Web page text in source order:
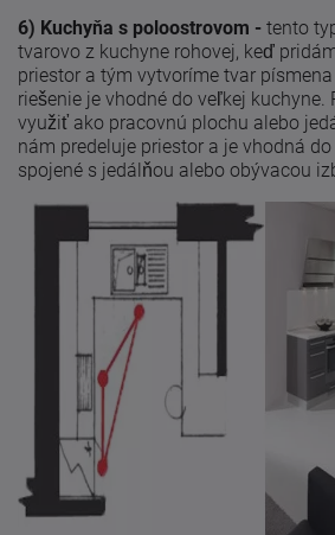
6) Kuchyňa s poloostrovom - tento
tvarovo z kuchyne rohovej, keď
priestor a tým vytvoríme tvar
riešenie je vhodné do veľkej kuchyne.
využiť ako pracovnú plochu alebo
nám predeluje priestor a je vhodná
spojené s jedálňou alebo obývacou